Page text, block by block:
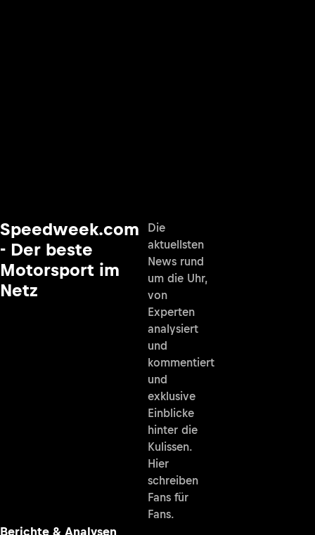
Speedweek.com
- Der beste
Motorsport im
Netz
Die
aktuellsten
News rund
um die Uhr,
von
Experten
analysiert
und
kommentiert
und
exklusive
Einblicke
hinter die
Kulissen.
Hier
schreiben
Fans für
Fans.
Berichte & Analysen